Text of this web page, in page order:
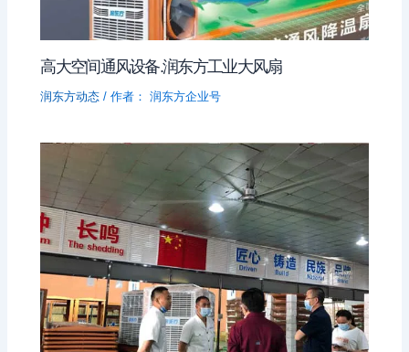
高大空间通风设备.润东方工业大风扇
润东方动态 / 作者： 润东方企业号